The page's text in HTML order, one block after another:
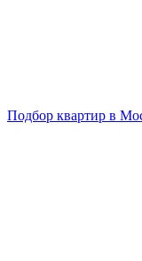
Подбор квартир в